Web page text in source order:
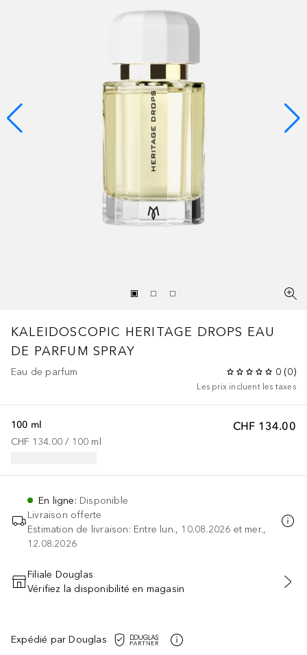
KALEIDOSCOPIC HERITAGE DROPS EAU
DE PARFUM SPRAY
Eau de parfum 0 (0)
Les prix incluent les taxes
CHF 134.00
100 ml
CHF 134.00 / 100 ml
En ligne: Disponible
Livraison offerte
Estimation de livraison: Entre lun., 10.08.2026 et mer.,
12.08.2026
AJOUTER AU PANIER
Filiale Douglas
Vérifiez la disponibilité en magasin
Expédié par Douglas